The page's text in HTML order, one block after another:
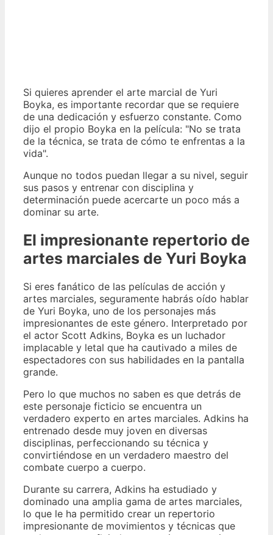
Si quieres aprender el arte marcial de Yuri
Boyka, es importante recordar que se requiere
de una dedicación y esfuerzo constante. Como
dijo el propio Boyka en la película: "No se trata
de la técnica, se trata de cómo te enfrentas a la
vida".
Aunque no todos puedan llegar a su nivel, seguir
sus pasos y entrenar con disciplina y
determinación puede acercarte un poco más a
dominar su arte.
El impresionante repertorio de
artes marciales de Yuri Boyka
Si eres fanático de las películas de acción y
artes marciales, seguramente habrás oído hablar
de Yuri Boyka, uno de los personajes más
impresionantes de este género. Interpretado por
el actor Scott Adkins, Boyka es un luchador
implacable y letal que ha cautivado a miles de
espectadores con sus habilidades en la pantalla
grande.
Pero lo que muchos no saben es que detrás de
este personaje ficticio se encuentra un
verdadero experto en artes marciales. Adkins ha
entrenado desde muy joven en diversas
disciplinas, perfeccionando su técnica y
convirtiéndose en un verdadero maestro del
combate cuerpo a cuerpo.
Durante su carrera, Adkins ha estudiado y
dominado una amplia gama de artes marciales,
lo que le ha permitido crear un repertorio
impresionante de movimientos y técnicas que